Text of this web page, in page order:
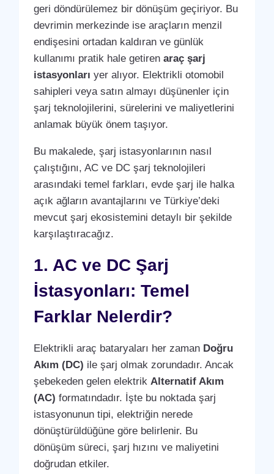
geri döndürülemez bir dönüşüm geçiriyor. Bu
devrimin merkezinde ise araçların menzil
endişesini ortadan kaldıran ve günlük
kullanımı pratik hale getiren araç şarj
istasyonları yer alıyor. Elektrikli otomobil
sahipleri veya satın almayı düşünenler için
şarj teknolojilerini, sürelerini ve maliyetlerini
anlamak büyük önem taşıyor.
Bu makalede, şarj istasyonlarının nasıl
çalıştığını, AC ve DC şarj teknolojileri
arasındaki temel farkları, evde şarj ile halka
açık ağların avantajlarını ve Türkiye’deki
mevcut şarj ekosistemini detaylı bir şekilde
karşılaştıracağız.
1. AC ve DC Şarj
İstasyonları: Temel
Farklar Nelerdir?
Elektrikli araç bataryaları her zaman Doğru
Akım (DC) ile şarj olmak zorundadır. Ancak
şebekeden gelen elektrik Alternatif Akım
(AC) formatındadır. İşte bu noktada şarj
istasyonunun tipi, elektriğin nerede
dönüştürüldüğüne göre belirlenir. Bu
dönüşüm süreci, şarj hızını ve maliyetini
doğrudan etkiler.